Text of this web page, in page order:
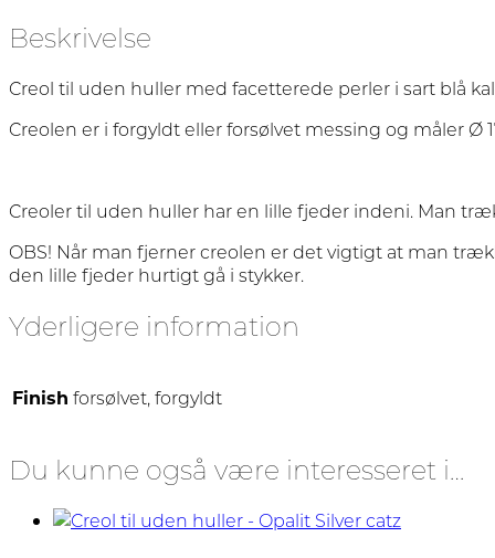
Beskrivelse
Creol til uden huller med facetterede perler i sart blå
Creolen er i forgyldt eller forsølvet messing og måler Ø
Creoler til uden huller har en lille fjeder indeni. Man
OBS! Når man fjerner creolen er det vigtigt at man
den lille fjeder hurtigt gå i stykker.
Yderligere information
Finish forsølvet, forgyldt
Du kunne også være interesseret i…